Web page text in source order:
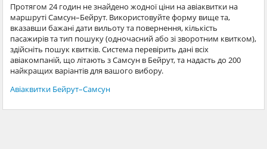
Протягом 24 годин не знайдено жодної ціни на авіаквитки на
маршруті Самсун–Бейрут. Використовуйте форму вище та,
вказавши бажані дати вильоту та повернення, кількість
пасажирів та тип пошуку (одночасний або зі зворотним квитком),
здійсніть пошук квитків. Система перевірить дані всіх
авіакомпаній, що літають з Самсун в Бейрут, та надасть до 200
найкращих варіантів для вашого вибору.
Авіаквитки Бейрут–Самсун